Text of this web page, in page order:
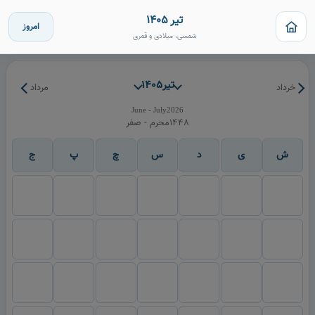
تیر 1405
شمسی، میلادی و قمری
امروز
خرداد تیر1405 مرداد
2026
June - July
1448محرم - صفر
ش ی د س چ پ ج